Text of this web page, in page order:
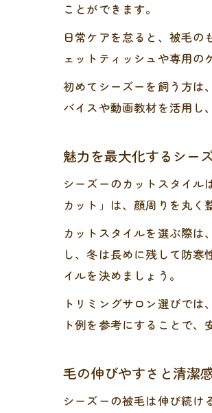
ことができます。
日常ケアを怠ると、被毛
ェットティッシュや専用の
初めてシーズーを飼う方は
バイスや動画教材を活用し
魅力を最大化するシー
シーズーのカットスタイル
カット」は、顔周りを丸く
カットスタイルを選ぶ際は
し、冬は長めに残して防
イルを決めましょう。
トリミングサロン選びで
ト例を参考にすることで、
毛の伸びやすさと清潔
シーズーの被毛は伸び続け